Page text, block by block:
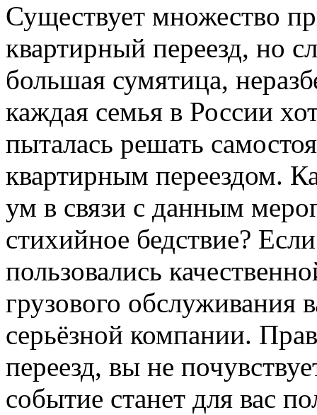
Существует множество
квартирный переезд, но
большая сумятица,
каждая семья в России
пыталась решать
квартирным переездом.
ум в связи с данным
стихийное бедствие?
пользовались
грузового обслуживания
серьёзной компании.
переезд, вы не
событие станет для вас